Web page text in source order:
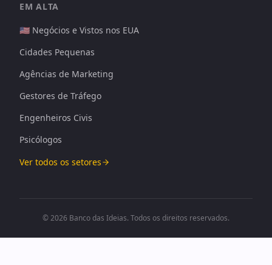
EM ALTA
🇺🇸 Negócios e Vistos nos EUA
Cidades Pequenas
Agências de Marketing
Gestores de Tráfego
Engenheiros Civis
Psicólogos
Ver todos os setores
© 2026 Banco das Ideias. Todos os direitos reservados.